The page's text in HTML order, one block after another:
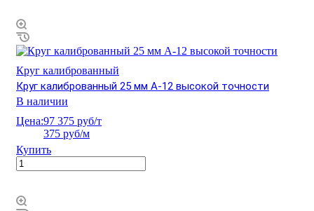
Круг калиброванный
Круг калиброванный 25 мм А-12 высокой точности
В наличии
Цена:97 375 руб/т
375 руб/м
Купить